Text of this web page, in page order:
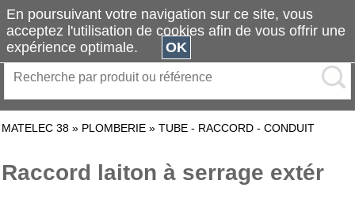
MATELEC 38 » PLOMBERIE » TUBE - RACCORD - CONDUIT
Raccord laiton à serrage extér
En poursuivant votre navigation sur ce site, vous
acceptez l'utilisation de cookies afin de vous offrir une
expérience optimale.
OK